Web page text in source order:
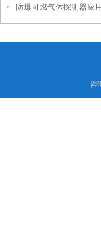
防爆可燃气体探测器应
咨